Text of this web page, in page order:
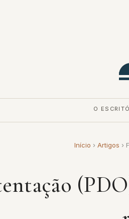
O
Início › Artigos ›